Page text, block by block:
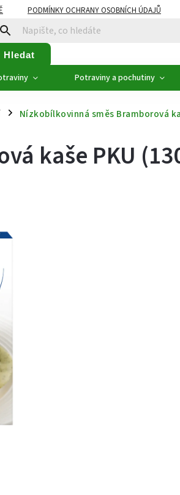
PODMÍNKY OCHRANY OSOBNÍCH ÚDAJŮ
NOVINKY AKCE, SLEVY
Hledat
Potraviny a pochutiny
/ Nízkobílkovinná směs Bramborová
kaše PKU